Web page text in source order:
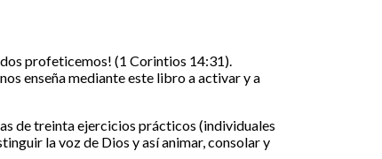
profeticemos! (1 Corintios 14:31).
enseña mediante este libro a activar y a
de treinta ejercicios prácticos (individuales
la voz de Dios y así animar, consolar y